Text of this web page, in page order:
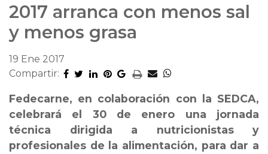
2017 arranca con menos sal
y menos grasa
19 Ene 2017
Compartir:
Fedecarne, en colaboración con la SEDCA,
celebrará el 30 de enero una jornada
técnica dirigida a nutricionistas y
profesionales de la alimentación, para dar a